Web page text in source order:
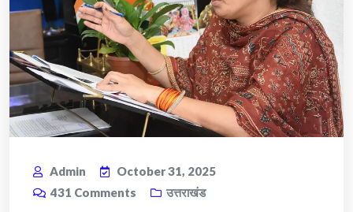
Admin
October 31, 2025
431 Comments उत्तराखंड